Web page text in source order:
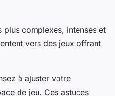
plus complexes, intenses et
vers des jeux offrant
à ajuster votre
de jeu. Ces astuces